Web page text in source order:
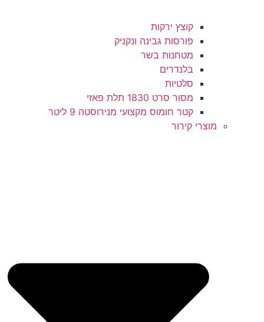
קוצץ ירקות
פורסות גבינה ונקניק
מטחנות בשר
בלנדרים
סלטיות
מסור סרט 1830 תלת פאזי
קטר חומוס מקצועי מנירוסטה 9 ליטר
מוצרי קירור